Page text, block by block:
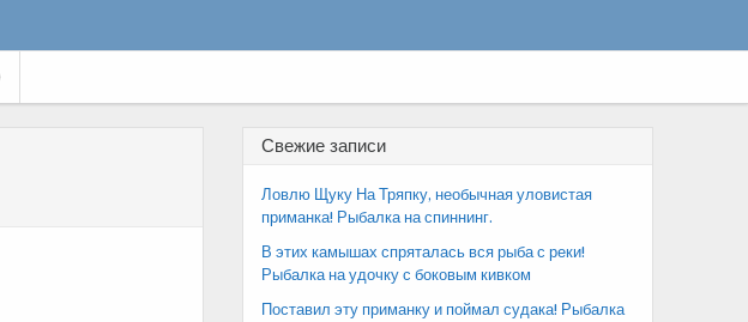
Свежие записи
Ловлю Щуку На Тряпку, необычная уловистая
приманка! Рыбалка на спиннинг.
В этих камышах спряталась вся рыба с реки!
Рыбалка на удочку с боковым кивком
Поставил эту приманку и поймал судака! Рыбалка